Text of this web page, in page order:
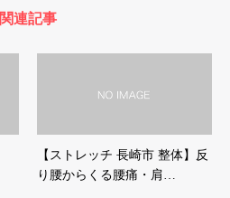
関連記事
【ストレッチ 長崎市 整体】反
り腰からくる腰痛・肩…